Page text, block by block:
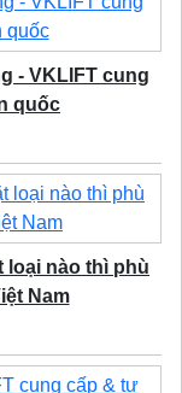
- VKLIFT cung
quốc
loại nào thì phù
Nam